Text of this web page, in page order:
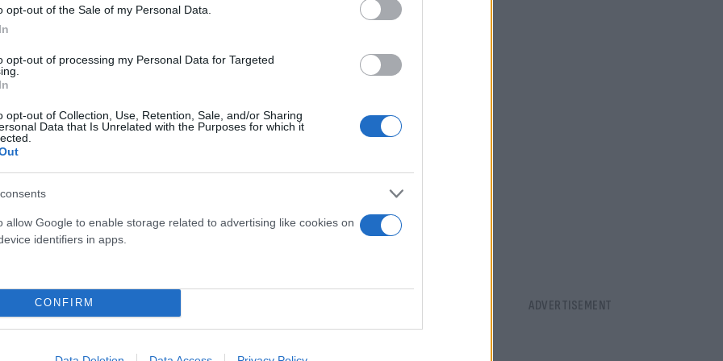
opt-out of the Sale of my Personal Data.
opt-out of processing my Personal Data for Targeted
opt-out of Collection, Use, Retention, Sale, and/or Sharing
Data that Is Unrelated with the Purposes for which it
allow Google to enable storage related to advertising like cookies on
identifiers in apps.
CONFIRM
τους λιανοπωλητές και τους καταναλωτές για
και μη πλαστικά προϊόντα», είπε και
χρήση, όπου οι εναλλακτικές λύσεις χωρίς
υποστήριξε.
μηνών που θα δώσει στους κατασκευαστές χρόνο να